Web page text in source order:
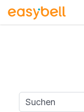
Suchanfrage